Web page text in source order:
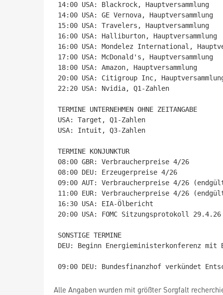
14:00 USA: Blackrock, Hauptversammlung
14:00 USA: GE Vernova, Hauptversammlung
15:00 USA: Travelers, Hauptversammlung
16:00 USA: Halliburton, Hauptversammlung
16:00 USA: Mondelez International,
17:00 USA: McDonald's, Hauptversammlung
18:00 USA: Amazon, Hauptversammlung
20:00 USA: Citigroup Inc,
22:20 USA: Nvidia, Q1-Zahlen
TERMINE UNTERNEHMEN OHNE ZEITANGABE
USA: Target, Q1-Zahlen
USA: Intuit, Q3-Zahlen
TERMINE KONJUNKTUR
08:00 GBR: Verbraucherpreise 4/26
08:00 DEU: Erzeugerpreise 4/26
09:00 AUT: Verbraucherpreise 4/26
11:00 EUR: Verbraucherpreise 4/26
16:30 USA: EIA-Ölbericht
20:00 USA: FOMC Sitzungsprotokoll 29.4.26
SONSTIGE TERMINE
DEU: Beginn Energieministerkonferenz
Alle Angaben wurden mit größter Sorgfalt